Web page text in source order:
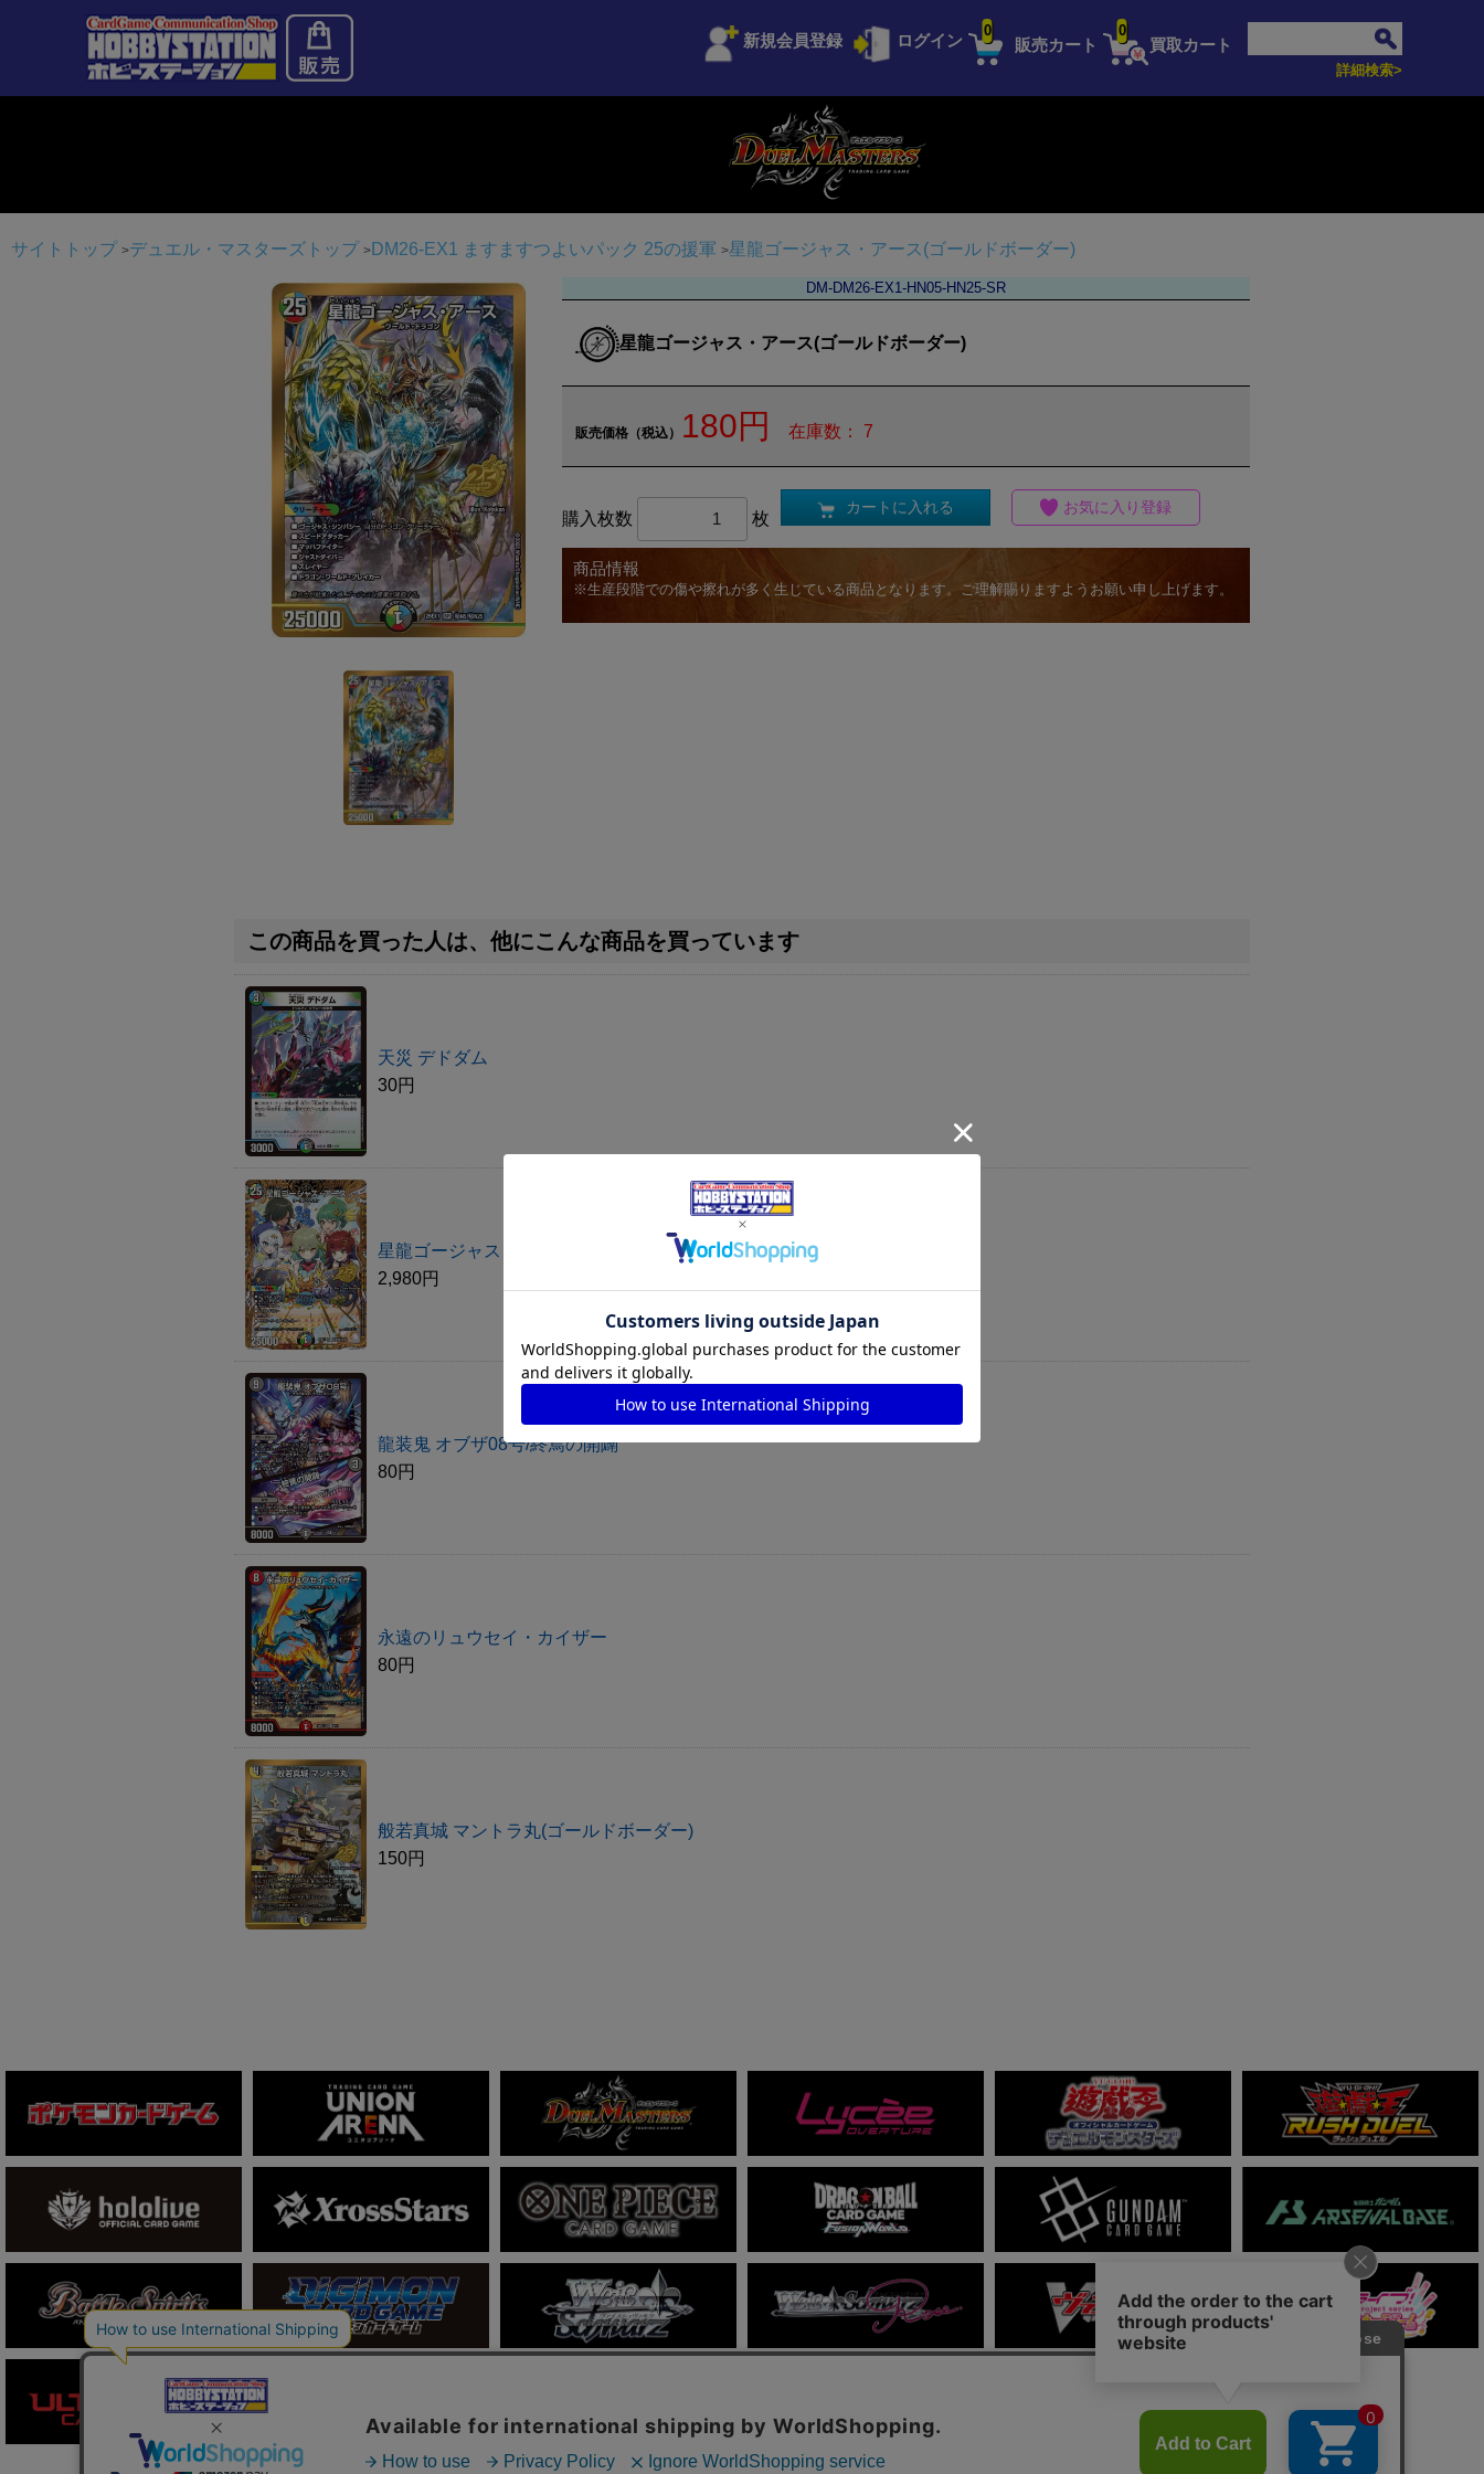
新規会員登録 ログイン 販売カート
0
買取カート
0
詳細検索>
サイトトップ デュエル・マスターズトップ DM26-EX1 ますますつよいパック 25の援軍 星龍ゴージャス・アース(ゴールドボーダー)
DM-DM26-EX1-HN05-HN25-SR
星龍ゴージャス・アース(ゴールドボーダー)
販売価格（税込） 180円 在庫数： 7
購入枚数 枚
カートに入れる お気に入り登録
商品情報
※生産段階での傷や擦れが多く生じている商品となります。ご理解賜りますようお願い申し上げます。
この商品を買った人は、他にこんな商品を買っています
天災 デドダム
30円
星龍ゴージャス・アース(シークレット)
2,980円
龍装鬼 オブザ08号/終焉の開闢
80円
永遠のリュウセイ・カイザー
80円
般若真城 マントラ丸(ゴールドボーダー)
150円